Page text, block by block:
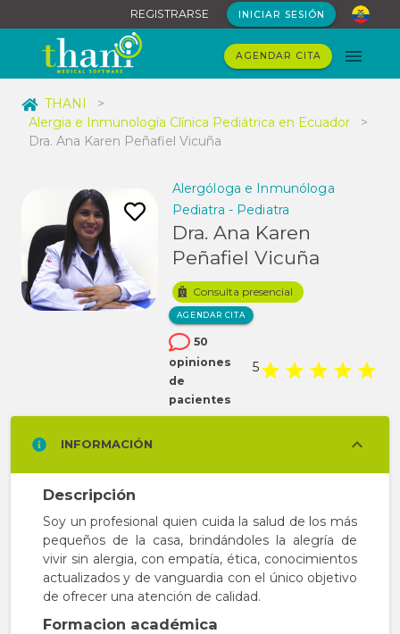
REGISTRARSE INICIAR SESIÓN
AGENDAR CITA
THANI
>
Alergia e Inmunología Clínica Pediátrica en Ecuador
>
Dra. Ana Karen Peñafiel Vicuña
Alergóloga e Inmunóloga
Pediatra - Pediatra
Dra. Ana Karen
Peñafiel Vicuña
Consulta presencial
AGENDAR CITA
50
opiniones
de
pacientes
5
INFORMACIÓN
Descripción
Soy un profesional quien cuida la salud de los más
pequeños de la casa, brindándoles la alegría de
vivir sin alergia, con empatía, ética, conocimientos
actualizados y de vanguardia con el único objetivo
de ofrecer una atención de calidad.
Formacion académica